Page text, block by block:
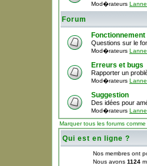
Mod�rateurs
Forum
Fonctionnement
Questions sur le
Mod�rateurs
Erreurs et bugs
Rapporter un
Mod�rateurs
Suggestion
Des idées pour
Mod�rateurs
Marquer tous les forums comme
Qui est en ligne ?
Nos membres ont
Nous avons 1124